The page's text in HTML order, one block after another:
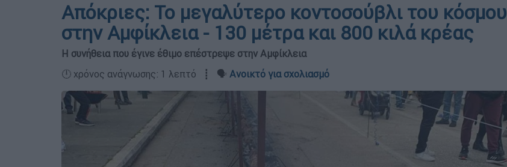
Απόκριες: Το μεγαλύτερο κοντοσούβλι του κόσμου
στην Αμφίκλεια - 130 μέτρα και 800 κιλά κρέας
Η συνήθεια που έγινε έθιμο επέστρεψε στην Αμφίκλεια
🕛 χρόνος ανάγνωσης: 1 λεπτό ┋ 🗣️ Ανοικτό για σχολιασμό